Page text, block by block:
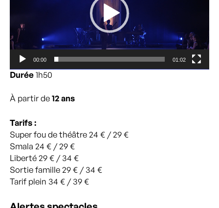
00:00 01:02
Durée1h50
À partir de12 ans
Tarifs :
Super fou de théâtre 24 € / 29 €
Smala 24 € / 29 €
Liberté 29 € / 34 €
Sortie famille 29 € / 34 €
Tarif plein 34 € / 39 €